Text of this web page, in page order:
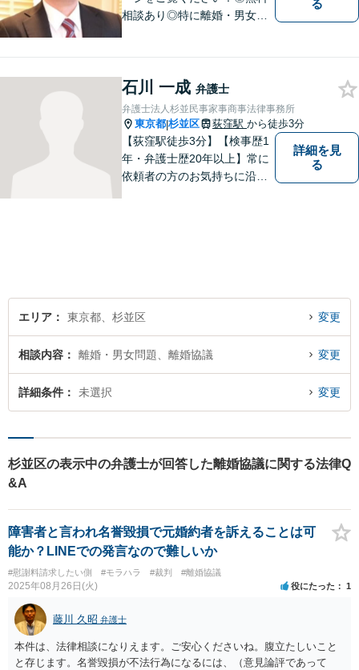
相談あり◎特に離婚・男女問
小金井・練馬・西東京の方は
今すぐお問い合わせを！
る
石川 一成 弁護士
弁護士法人杉並民事家事商事法律事務所
東京都|杉並区 荻窪駅 から徒歩3分
【荻窪駅徒歩3分】【検事歴1
年・弁護士歴20年以上】常に
依頼者の方のお気持ちに沿っ
になります。
詳細を見
る
エリア 東京都、杉並区 変更
相談内容 離婚・男女問題、離婚協議 変更
詳細条件 未選択 変更
杉並区の表示中の弁護士が回答した離婚協議に関する法律Q
&A
障害者と言われ名誉毀損で元婚約者を訴えることは可
能か？LINEでの発言なので難しいか
#慰謝料請求したい側 #モラハラ #裁判 #離婚協議
2025年08月26日(火) 役にたった 1
藤川 久昭 弁護士
本件は、法律相談になりえます。ご安心くださいね。腹立たしいこと
と存じます。名誉毀損が不法行為になるには、（意見論評であって